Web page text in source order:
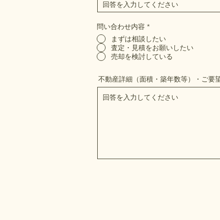
問い合わせ内容 *
まずは相談したい
査定・見積をお願いしたい
売却を検討している
不動産詳細（面積・築年数等）・ご要